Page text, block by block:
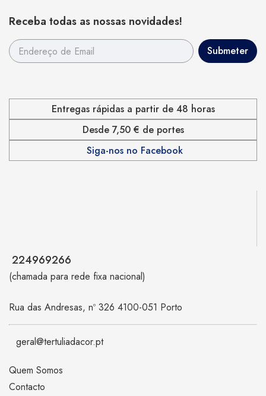
Receba todas as nossas novidades!
Entregas rápidas a partir de 48 horas
Desde 7,50 € de portes
Siga-nos no Facebook
224969266
(chamada para rede fixa nacional)
Rua das Andresas, nº 326 4100-051 Porto
geral@tertuliadacor.pt
Quem Somos
Contacto